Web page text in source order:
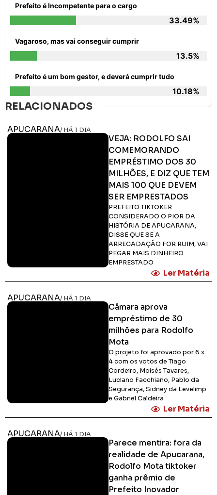
Prefeito é Incompetente para o cargo
33.49%
Vagaroso, mas vai conseguir cumprir
13.5%
Prefeito é um bom gestor, e deverá cumprir tudo
10.18%
RELACIONADOS
APUCARANA/ HÁ 1 DIA
VEJA: RODOLFO SAI
COMEMORANDO
EMPRÉSTIMO DOS 30
MILHÕES, E DIZ QUE TEM
MAIS 100 QUE DEVEM
SER EMPRESTADOS
PREFEITO TIKTOKER
CONSIDERADO O PIOR DA
HISTÓRIA DE APUCARANA,
DISSE QUE SE A
ARRECADAÇÃO FOR RUIM, VAI
PEGAR MAIS DINHEIRO
EMPRESTADO
Ler Matéria
APUCARANA/ HÁ 1 DIA
Câmara aprova
empréstimo de 30
milhões para Rodolfo
Mota
O projeto foi aprovado por 6 x
4 com os votos de Tiago
Cordeiro, Moisés Tavares,
Luciano Facchiano, Pablo da
Segurança, Sidney da Levelimp
e Gabriel Caldeira
Ler Matéria
APUCARANA/ HÁ 1 DIA
Parece mentira: fora da
realidade de Apucarana,
Rodolfo Mota tiktoker
ganha prêmio de
Prefeito Inovador